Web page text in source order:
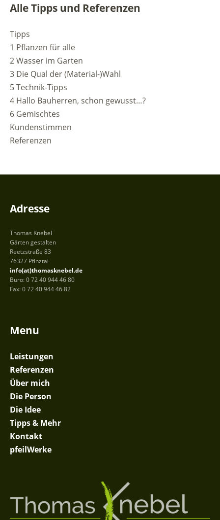
Alle Tipps und Referenzen
Tipps
1 Pflanzen für alle
2 Wasser im Garten
3 Die Qual der (Material-)Wahl
5 Technik-Tipps
4 Hallo Bauherren, schon gewusst…?
6 Gemischtes
Kundenstimmen
Referenzen
Adresse
Thomas Knebel
Gärten gestalten
Reetzstraße 83
76327 Pfinztal
info(at)thomasknebel.de
Büro: 0 72 40 944 46 80
Fax: 0 72 40 944 46 82
Menu
Leistungen
Referenzen
Über mich
Die Person
Die Idee
Tipps & Mehr
Kontakt
pfeilWerke